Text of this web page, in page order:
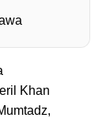
Khan